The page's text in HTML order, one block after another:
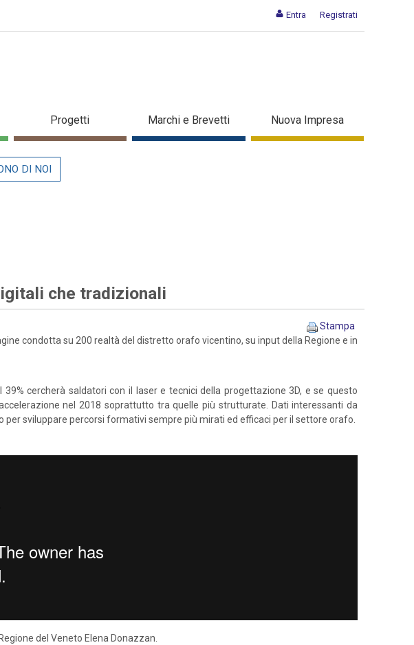
Entra Registrati
digitali che tradizionali -
Progetti Marchi e Brevetti Nuova Impresa
DI NOI
che tradizionali
Stampa
condotta su 200 realtà del distretto orafo vicentino, su input della Regione e in
cercherà saldatori con il laser e tecnici della progettazione 3D, e se questo
nel 2018 soprattutto tra quelle più strutturate. Dati interessanti da
sviluppare percorsi formativi sempre più mirati ed efficaci per il settore orafo.
del Veneto Elena Donazzan.